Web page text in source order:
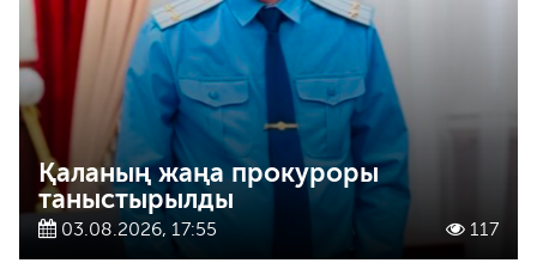
Қаланың жаңа прокуроры
таныстырылды
03.08.2026, 17:55 117